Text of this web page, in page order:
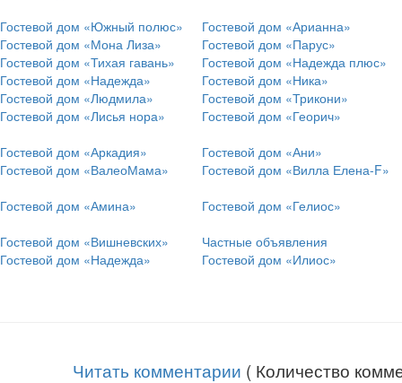
Гостевой дом «Южный полюс»
Гостевой дом «Арианна»
Гостевой дом «Мона Лиза»
Гостевой дом «Парус»
Гостевой дом «Тихая гавань»
Гостевой дом «Надежда плюс»
Гостевой дом «Надежда»
Гостевой дом «Ника»
Гостевой дом «Людмила»
Гостевой дом «Трикони»
Гостевой дом «Лисья нора»
Гостевой дом «Георич»
Гостевой дом «Аркадия»
Гостевой дом «Ани»
Гостевой дом «ВалеоМама»
Гостевой дом «Вилла Елена-F»
Гостевой дом «Амина»
Гостевой дом «Гелиос»
Гостевой дом «Вишневских»
Частные объявления
Гостевой дом «Надежда»
Гостевой дом «Илиос»
Читать комментарии ( Количество